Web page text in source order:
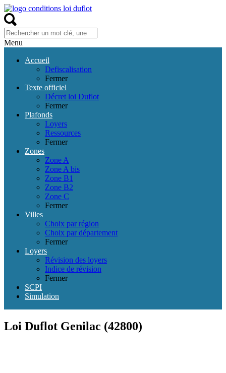
Menu
Accueil
Defiscalisation
Fermer
Texte officiel
Décret loi Duflot
Fermer
Plafonds
Loyers
Ressources
Fermer
Zones
Zone A
Zone A bis
Zone B1
Zone B2
Zone C
Fermer
Villes
Choix par région
Choix par département
Fermer
Loyers
Révision des loyers
Indice de révision
Fermer
SCPI
Simulation
Loi Duflot Genilac (42800)